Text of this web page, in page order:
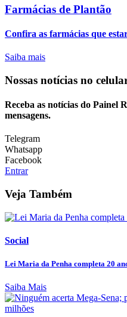
Farmácias de Plantão
Confira as farmácias que
Saiba mais
Nossas notícias no
Receba as notícias do Painel
mensagens.
Telegram
Whatsapp
Facebook
Entrar
Veja Também
Social
Lei Maria da Penha completa 20
Saiba Mais